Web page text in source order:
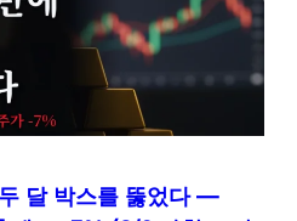
달 박스를 뚫었다 —